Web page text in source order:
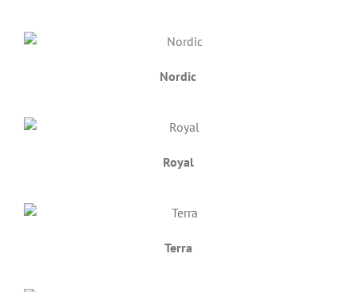
Nordic
Royal
Terra